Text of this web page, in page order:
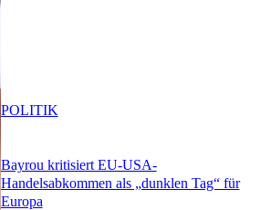
Bayrou kritisiert EU-USA-
Handelsabkommen als „dunklen Tag“ für
Europa
POLITIK